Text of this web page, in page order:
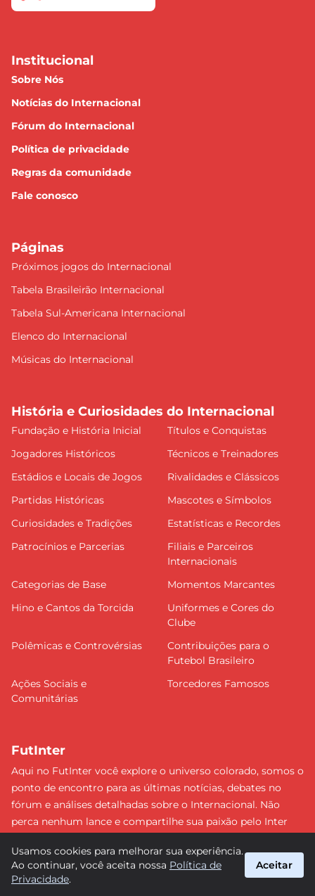
Institucional
Sobre Nós
Notícias do Internacional
Fórum do Internacional
Política de privacidade
Regras da comunidade
Fale conosco
Páginas
Próximos jogos do Internacional
Tabela Brasileirão Internacional
Tabela Sul-Americana Internacional
Elenco do Internacional
Músicas do Internacional
História e Curiosidades do Internacional
Fundação e História Inicial
Títulos e Conquistas
Jogadores Históricos
Técnicos e Treinadores
Estádios e Locais de Jogos
Rivalidades e Clássicos
Partidas Históricas
Mascotes e Símbolos
Curiosidades e Tradições
Estatísticas e Recordes
Patrocínios e Parcerias
Filiais e Parceiros
Internacionais
Categorias de Base
Momentos Marcantes
Hino e Cantos da Torcida
Uniformes e Cores do
Clube
Polêmicas e Controvérsias
Contribuições para o
Futebol Brasileiro
Ações Sociais e
Comunitárias
Torcedores Famosos
FutInter
Aqui no FutInter você explore o universo colorado, somos o
ponto de encontro para as últimas notícias, debates no
fórum e análises detalhadas sobre o Internacional. Não
perca nenhum lance e compartilhe sua paixão pelo Inter
parte dessa jornada emocionante rumo às vitórias!
#Internacional #FutInter
Usamos cookies para melhorar sua experiência.
Ao continuar, você aceita nossa Política de
Privacidade.
Aceitar